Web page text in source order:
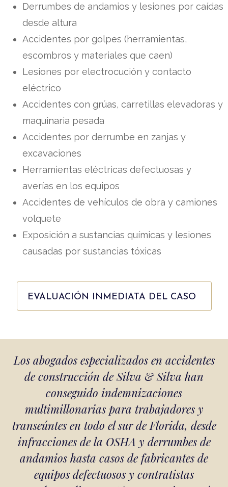
Derrumbes de andamios y lesiones por caídas
desde altura
Accidentes por golpes (herramientas,
escombros y materiales que caen)
Lesiones por electrocución y contacto
eléctrico
Accidentes con grúas, carretillas elevadoras y
maquinaria pesada
Accidentes por derrumbe en zanjas y
excavaciones
Herramientas eléctricas defectuosas y
averías en los equipos
Accidentes de vehículos de obra y camiones
volquete
Exposición a sustancias químicas y lesiones
causadas por sustancias tóxicas
EVALUACIÓN INMEDIATA DEL CASO
Los abogados especializados en accidentes
de construcción de Silva & Silva han
conseguido indemnizaciones
multimillonarias para trabajadores y
transeúntes en todo el sur de Florida, desde
infracciones de la OSHA y derrumbes de
andamios hasta casos de fabricantes de
equipos defectuosos y contratistas